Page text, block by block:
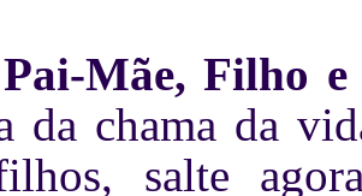
Pai-Mãe, Filho
da chama da
salte